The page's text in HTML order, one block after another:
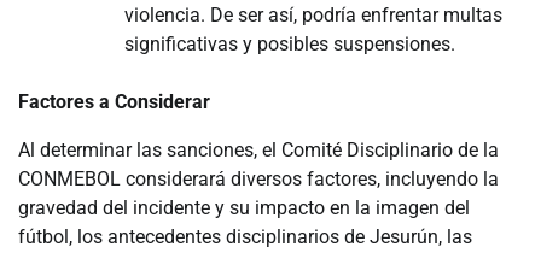
violencia. De ser así, podría enfrentar multas
significativas y posibles suspensiones.
Factores a Considerar
Al determinar las sanciones, el Comité Disciplinario de la
CONMEBOL considerará diversos factores, incluyendo la
gravedad del incidente y su impacto en la imagen del
fútbol, los antecedentes disciplinarios de Jesurún, las